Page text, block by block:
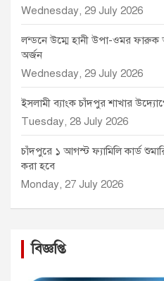
Wednesday, 29 July 2026
লন্ডনে উম্মে হানী উপা-ওমর ফারুক
অর্জন
Wednesday, 29 July 2026
ইসলামী ব্যাংক চাঁদপুর শাখার
Tuesday, 28 July 2026
চাঁদপুরে ১ আগস্ট ফ্যামিলি কার্ড
করা হবে
Monday, 27 July 2026
বিজ্ঞপ্তি